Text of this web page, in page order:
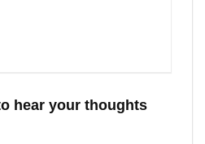
hear your thoughts